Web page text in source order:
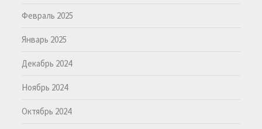
Февраль 2025
Январь 2025
Декабрь 2024
Ноябрь 2024
Октябрь 2024